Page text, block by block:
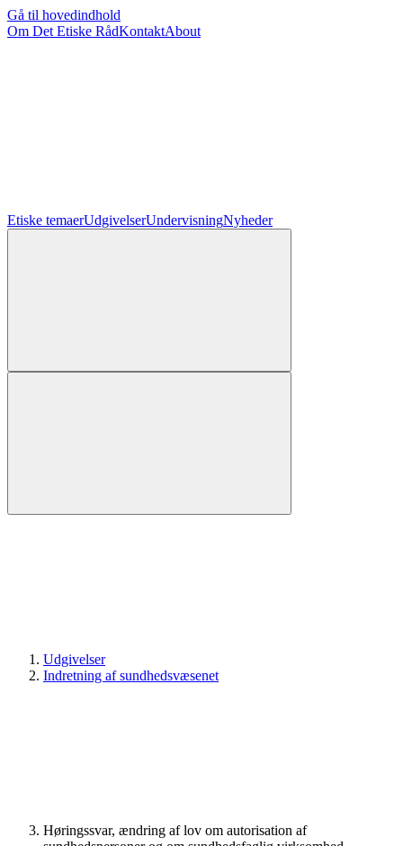
Gå til hovedindhold
Om Det Etiske RådKontaktAbout
Etiske temaerUdgivelserUndervisningNyheder
Udgivelser
Indretning af sundhedsvæsenet
Høringssvar, ændring af lov om autorisation af